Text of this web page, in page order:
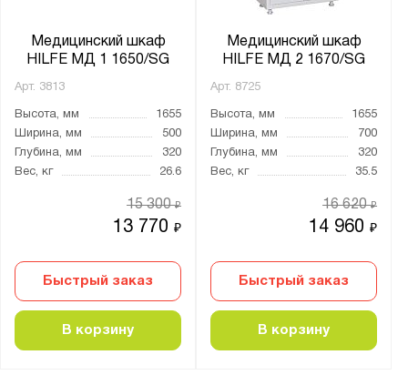
Медицинский шкаф
HILFE МД 1 1650/SG
Арт. 3813
Высота, мм
1655
Ширина, мм
500
Глубина, мм
320
Вес, кг
26.6
13 770₽
15 300₽
Быстрый заказ
В корзину
Медицинский шкаф
HILFE МД 2 1670/SG
Арт. 8725
Высота, мм
1655
Ширина, мм
700
Глубина, мм
320
Вес, кг
35.5
14 960₽
16 620₽
Быстрый заказ
В корзину
Металл
Транспортный белый (RAL 9016)
Россия
ПАКС-Металл
Промет